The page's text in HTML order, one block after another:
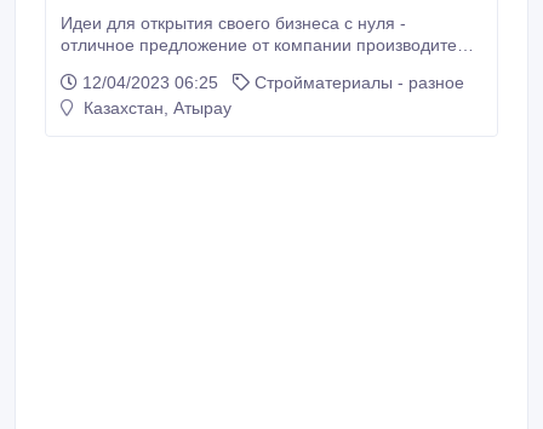
Идеи для открытия своего бизнеса с нуля -
отличное предложение от компании производителя
сертификатов качества и безопасности. Доступные
цена, выгодные условия сотрудничества. Свечение
12/04/2023 06:25
Стройматериалы - разное
Казахстан, Атырау